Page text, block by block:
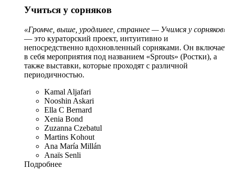
Учиться у сорняков
«Громче, выше, уродливее, страннее — Учимся у
— это кураторский проект, интуитивно и
непосредственно вдохновленный сорняками. Он
в себя мероприятия под названием «Sprouts» (Ростки), а
также выставки, которые проходят с различной
периодичностью.
Kamal Aljafari
Nooshin Askari
Ella C Bernard
Xenia Bond
Zuzanna Czebatul
Martins Kohout
Ana María Millán
Anaïs Senli
Подробнее